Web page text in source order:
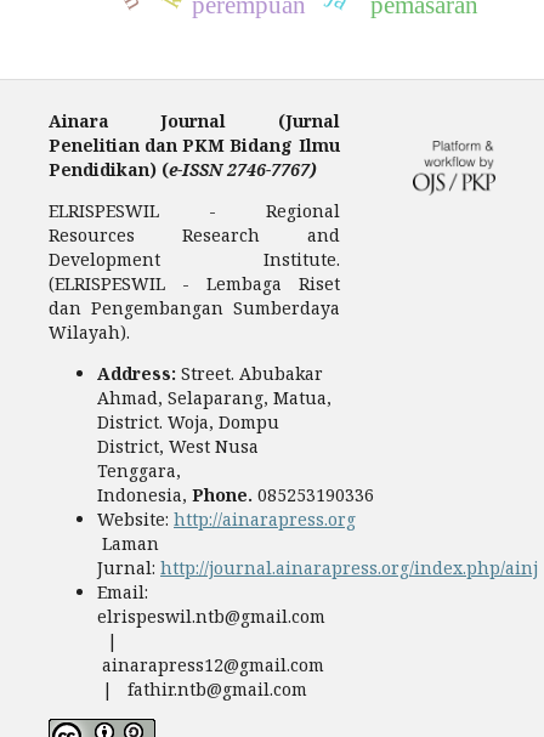
Ainara Journal (Jurnal
Penelitian dan PKM Bidang Ilmu
Pendidikan) (e-ISSN 2746-7767)
ELRISPESWIL - Regional
Resources Research and
Development Institute.
(ELRISPESWIL - Lembaga Riset
dan Pengembangan Sumberdaya
Wilayah).
Address: Street. Abubakar
Ahmad, Selaparang, Matua,
District. Woja, Dompu
District, West Nusa
Tenggara,
Indonesia, Phone. 085253190336
Website: http://ainarapress.org
Laman
Jurnal: http://journal.ainarapress.org/index.php/ainj
Email:
elrispeswil.ntb@gmail.com
|
ainarapress12@gmail.com
| fathir.ntb@gmail.com